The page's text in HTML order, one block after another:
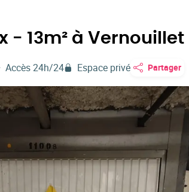
- 13m² à Vernouillet
Accès 24h/24 Espace privé Partager